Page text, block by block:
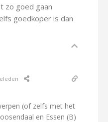
zo goed gaan
goedkoper is dan
(of zelfs met het
en Essen (B)